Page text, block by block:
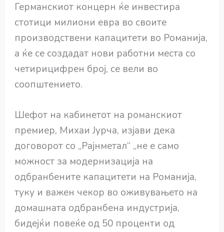
Германскиот концерн ќе инвестира
стотици милиони евра во своите
производствени капацитети во Романија,
а ќе се создадат нови работни места со
четирицифрен број, се вели во
соопштението.
Шефот на кабинетот на романскиот
премиер, Михаи Јурча, изјави дека
договорот со „Рајнметал“ „не е само
можност за модернизација на
одбранбените капацитети на Романија,
туку и важен чекор во оживувањето на
домашната одбранбена индустрија,
бидејќи повеќе од 50 проценти од